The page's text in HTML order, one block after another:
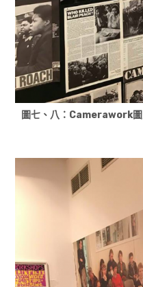
圖七、八：Camerawork圖